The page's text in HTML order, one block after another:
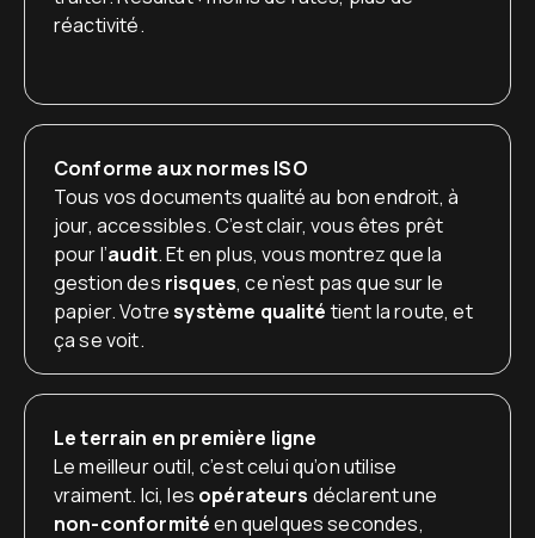
réactivité.
Conforme aux normes ISO
Tous vos documents qualité au bon endroit, à
jour, accessibles. C’est clair, vous êtes prêt
pour l’audit. Et en plus, vous montrez que la
gestion des risques, ce n’est pas que sur le
papier. Votresystème qualité tient la route, et
ça se voit.
Le terrain en première ligne
Le meilleur outil, c’est celui qu’on utilise
vraiment. Ici, les opérateurs déclarent une
non-conformitéen quelques secondes,